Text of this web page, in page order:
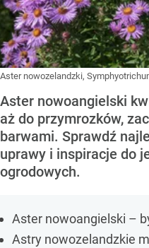
Aster nowozelandzki,
Aster nowoangielski
aż do przymrozków,
barwami. Sprawdź
uprawy i inspiracje do
ogrodowych.
Aster nowoangielski –
Astry nowozelandzkie